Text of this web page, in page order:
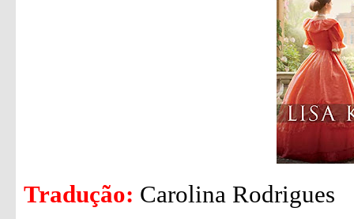
Tradução: Carolina Rodrigues